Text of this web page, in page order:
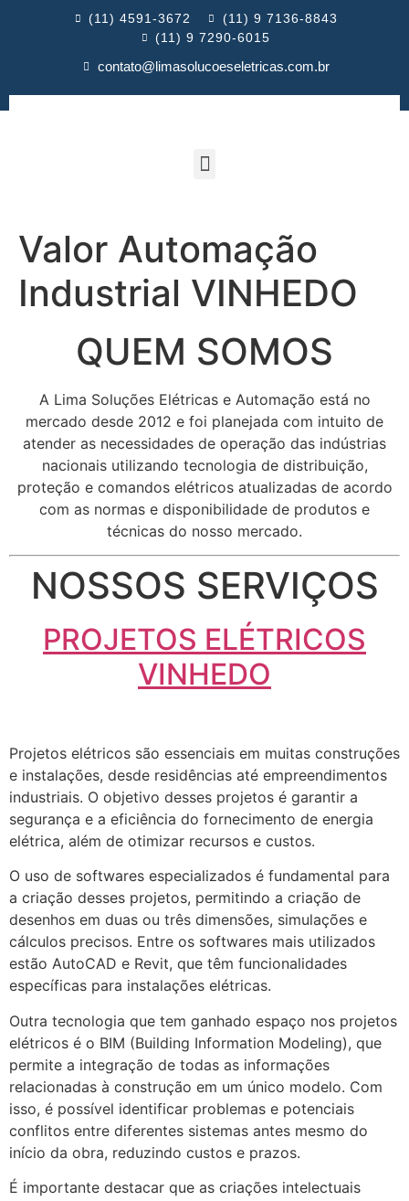
(11) 4591-3672
(11) 9 7136-8843
(11) 9 7290-6015
contato@limasolucoeseletricas.com.br
Valor Automação
Industrial VINHEDO
QUEM SOMOS
A Lima Soluções Elétricas e Automação está no
mercado desde 2012 e foi planejada com intuito de
atender as necessidades de operação das indústrias
nacionais utilizando tecnologia de distribuição,
proteção e comandos elétricos atualizadas de acordo
com as normas e disponibilidade de produtos e
técnicas do nosso mercado.
NOSSOS SERVIÇOS
PROJETOS ELÉTRICOS
VINHEDO
Projetos elétricos são essenciais em muitas construções
e instalações, desde residências até empreendimentos
industriais. O objetivo desses projetos é garantir a
segurança e a eficiência do fornecimento de energia
elétrica, além de otimizar recursos e custos.
O uso de softwares especializados é fundamental para
a criação desses projetos, permitindo a criação de
desenhos em duas ou três dimensões, simulações e
cálculos precisos. Entre os softwares mais utilizados
estão AutoCAD e Revit, que têm funcionalidades
específicas para instalações elétricas.
Outra tecnologia que tem ganhado espaço nos projetos
elétricos é o BIM (Building Information Modeling), que
permite a integração de todas as informações
relacionadas à construção em um único modelo. Com
isso, é possível identificar problemas e potenciais
conflitos entre diferentes sistemas antes mesmo do
início da obra, reduzindo custos e prazos.
É importante destacar que as criações intelectuais